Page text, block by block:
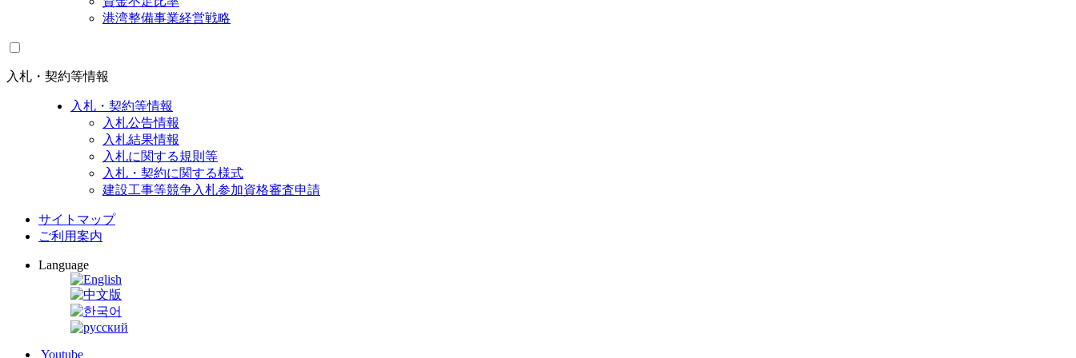
港湾整備事業経営戦略
入札・契約等情報
入札・契約等情報
入札公告情報
入札結果情報
入札に関する規則等
入札・契約に関する様式
建設工事等競争入札参加資格審査申請
サイトマップ
ご利用案内
Language
Youtube